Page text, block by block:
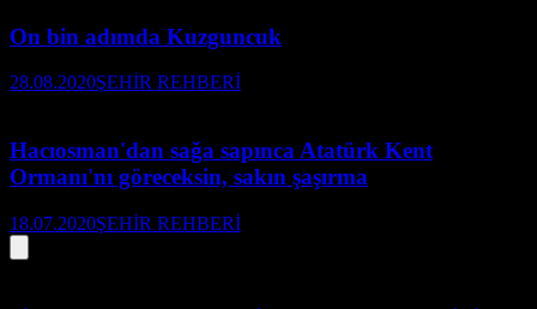
On bin adımda Kuzguncuk
28.08.2020ŞEHİR REHBERİ
Hacıosman'dan sağa sapınca Atatürk Kent
Ormanı'nı göreceksin, sakın şaşırma
18.07.2020ŞEHİR REHBERİ